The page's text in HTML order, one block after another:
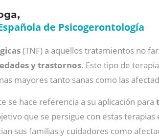
de Psicogerontología
(TNF) a aquellos tratamientos no
y trastornos. Este tipo de
mayores tanto sanas como las
se hace referencia a su aplicación para
que se persigue con estas terapias
sus familias y cuidadores como